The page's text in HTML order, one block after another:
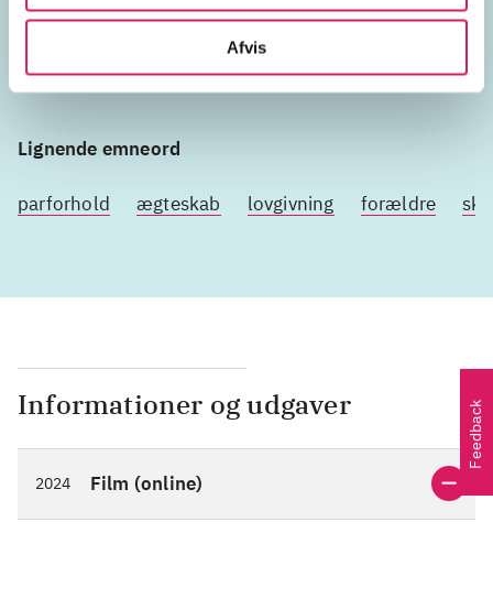
Afvis
kærlighed
skilsmisse
Lignende emneord
parforhold ægteskab lovgivning forældre
Informationer og udgaver
2024 Film (online)
Feedback